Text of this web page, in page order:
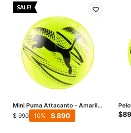
Mini Puma Attacanto - Amarillo
- Negro
$ 990 $890
10 $